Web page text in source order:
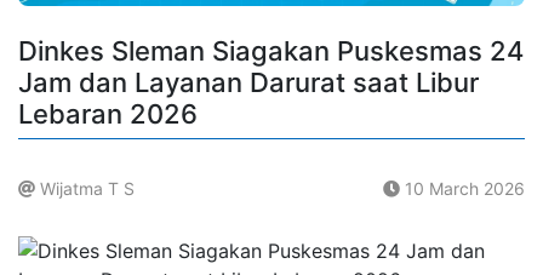
Dinkes Sleman Siagakan Puskesmas 24
Jam dan Layanan Darurat saat Libur
Lebaran 2026
Wijatma T S 10 March 2026